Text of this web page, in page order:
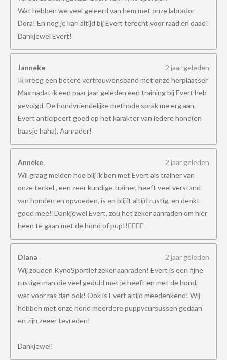
Wat hebben we veel geleerd van hem met onze labrador
Dora! En nog je kan altijd bij Evert terecht voor raad en daad!
Dankjewel Evert!
Janneke
2 jaar geleden
Ik kreeg een betere vertrouwensband met onze herplaatser
Max nadat ik een paar jaar geleden een training bij Evert heb
gevolgd. De hondvriendelijke methode sprak me erg aan.
Evert anticipeert goed op het karakter van iedere hond(en
baasje haha). Aanrader!
Anneke
2 jaar geleden
Wil graag melden hoe blij ik ben met Evert als trainer van
onze teckel , een zeer kundige trainer, heeft veel verstand
van honden en opvoeden, is en blijft altijd rustig, en denkt
goed mee!!Dankjewel Evert, zou het zeker aanraden om hier
heen te gaan met de hond of pup!!👍🏻👍🏻
Diana
2 jaar geleden
Wij zouden KynoSportief zeker aanraden! Evert is een fijne
rustige man die veel geduld met je heeft en met de hond,
wat voor ras dan ook! Ook is Evert altijd meedenkend! Wij
hebben met onze hond meerdere puppycursussen gedaan
en zijn zeeer tevreden!
Dankjewel!